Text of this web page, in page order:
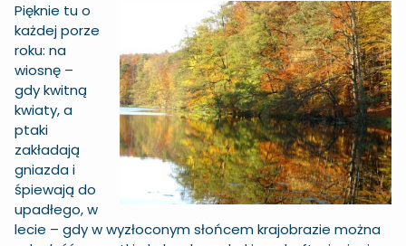
Pięknie tu o
każdej porze
roku: na
wiosnę –
gdy kwitną
kwiaty, a
ptaki
zakładają
gniazda i
śpiewają do
upadłego, w
lecie – gdy w wyzłoconym słońcem krajobrazie można